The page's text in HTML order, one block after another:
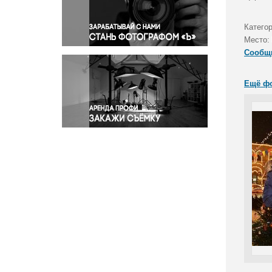
Правосудие
Происшествия и конфликты
Религия
Светская жизнь
Спорт
Экология
Экономика и бизнес
Место:
Ещё